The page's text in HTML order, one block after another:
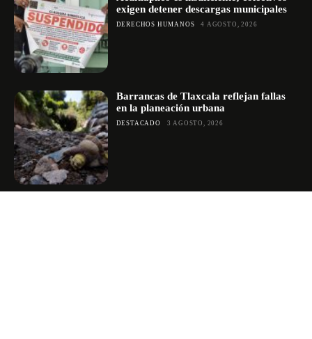
exigen detener descargas municipales
DERECHOS HUMANOS 4 AGOSTO, 2026
Barrancas de Tlaxcala reflejan fallas
en la planeación urbana
DESTACADO 3 AGOSTO, 2026